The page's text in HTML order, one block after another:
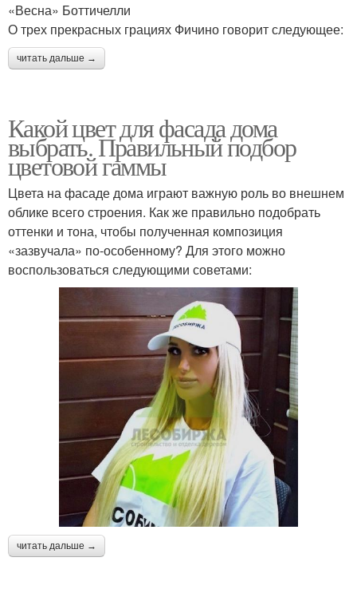
«Весна» Боттичелли
О трех прекрасных грациях Фичино говорит следующее:
читать дальше →
Какой цвет для фасада дома
выбрать. Правильный подбор
цветовой гаммы
Цвета на фасаде дома играют важную роль во внешнем
облике всего строения. Как же правильно подобрать
оттенки и тона, чтобы полученная композиция
«зазвучала» по-особенному? Для этого можно
воспользоваться следующими советами:
читать дальше →